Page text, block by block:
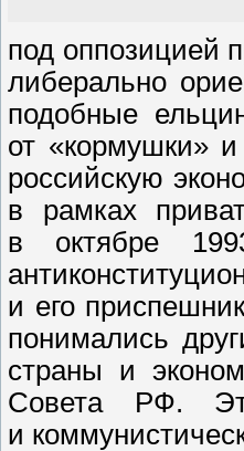
под оппозицией
либерально
подобные
от «кормушки»
российскую
в рамках
в октябре
и его
понимались
страны и
Совета РФ.
и